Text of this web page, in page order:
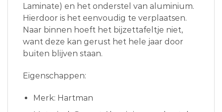
Laminate) en het onderstel van aluminium.
Hierdoor is het eenvoudig te verplaatsen.
Naar binnen hoeft het bijzettafeltje niet,
want deze kan gerust het hele jaar door
buiten blijven staan.
Eigenschappen:
Merk: Hartman